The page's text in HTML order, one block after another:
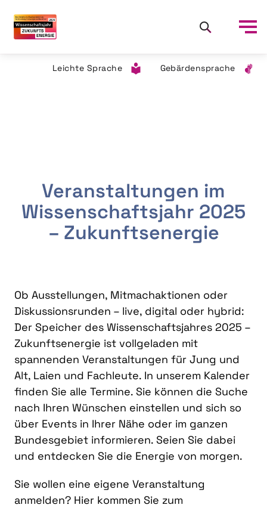
Leichte Sprache Gebärdensprache
Veranstaltungen im
Wissenschaftsjahr 2025
– Zukunftsenergie
Ob Ausstellungen, Mitmachaktionen oder
Diskussionsrunden – live, digital oder hybrid:
Der Speicher des Wissenschaftsjahres 2025 –
Zukunftsenergie ist vollgeladen mit
spannenden Veranstaltungen für Jung und
Alt, Laien und Fachleute. In unserem Kalender
finden Sie alle Termine. Sie können die Suche
nach Ihren Wünschen einstellen und sich so
über Events in Ihrer Nähe oder im ganzen
Bundesgebiet informieren. Seien Sie dabei
und entdecken Sie die Energie von morgen.
Sie wollen eine eigene Veranstaltung
anmelden? Hier kommen Sie zum